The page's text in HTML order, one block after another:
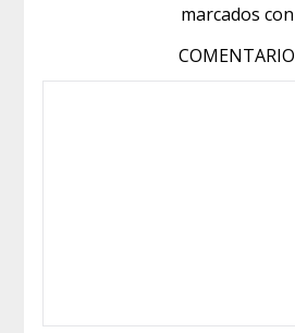
marcados con
COMENTARIO